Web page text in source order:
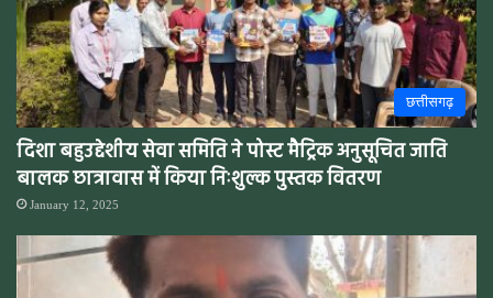
छत्तीसगढ़
दिशा बहुउद्देशीय सेवा समिति ने पोस्ट मैट्रिक अनुसूचित जाति
बालक छात्रावास में किया निःशुल्क पुस्तक वितरण
January 12, 2025